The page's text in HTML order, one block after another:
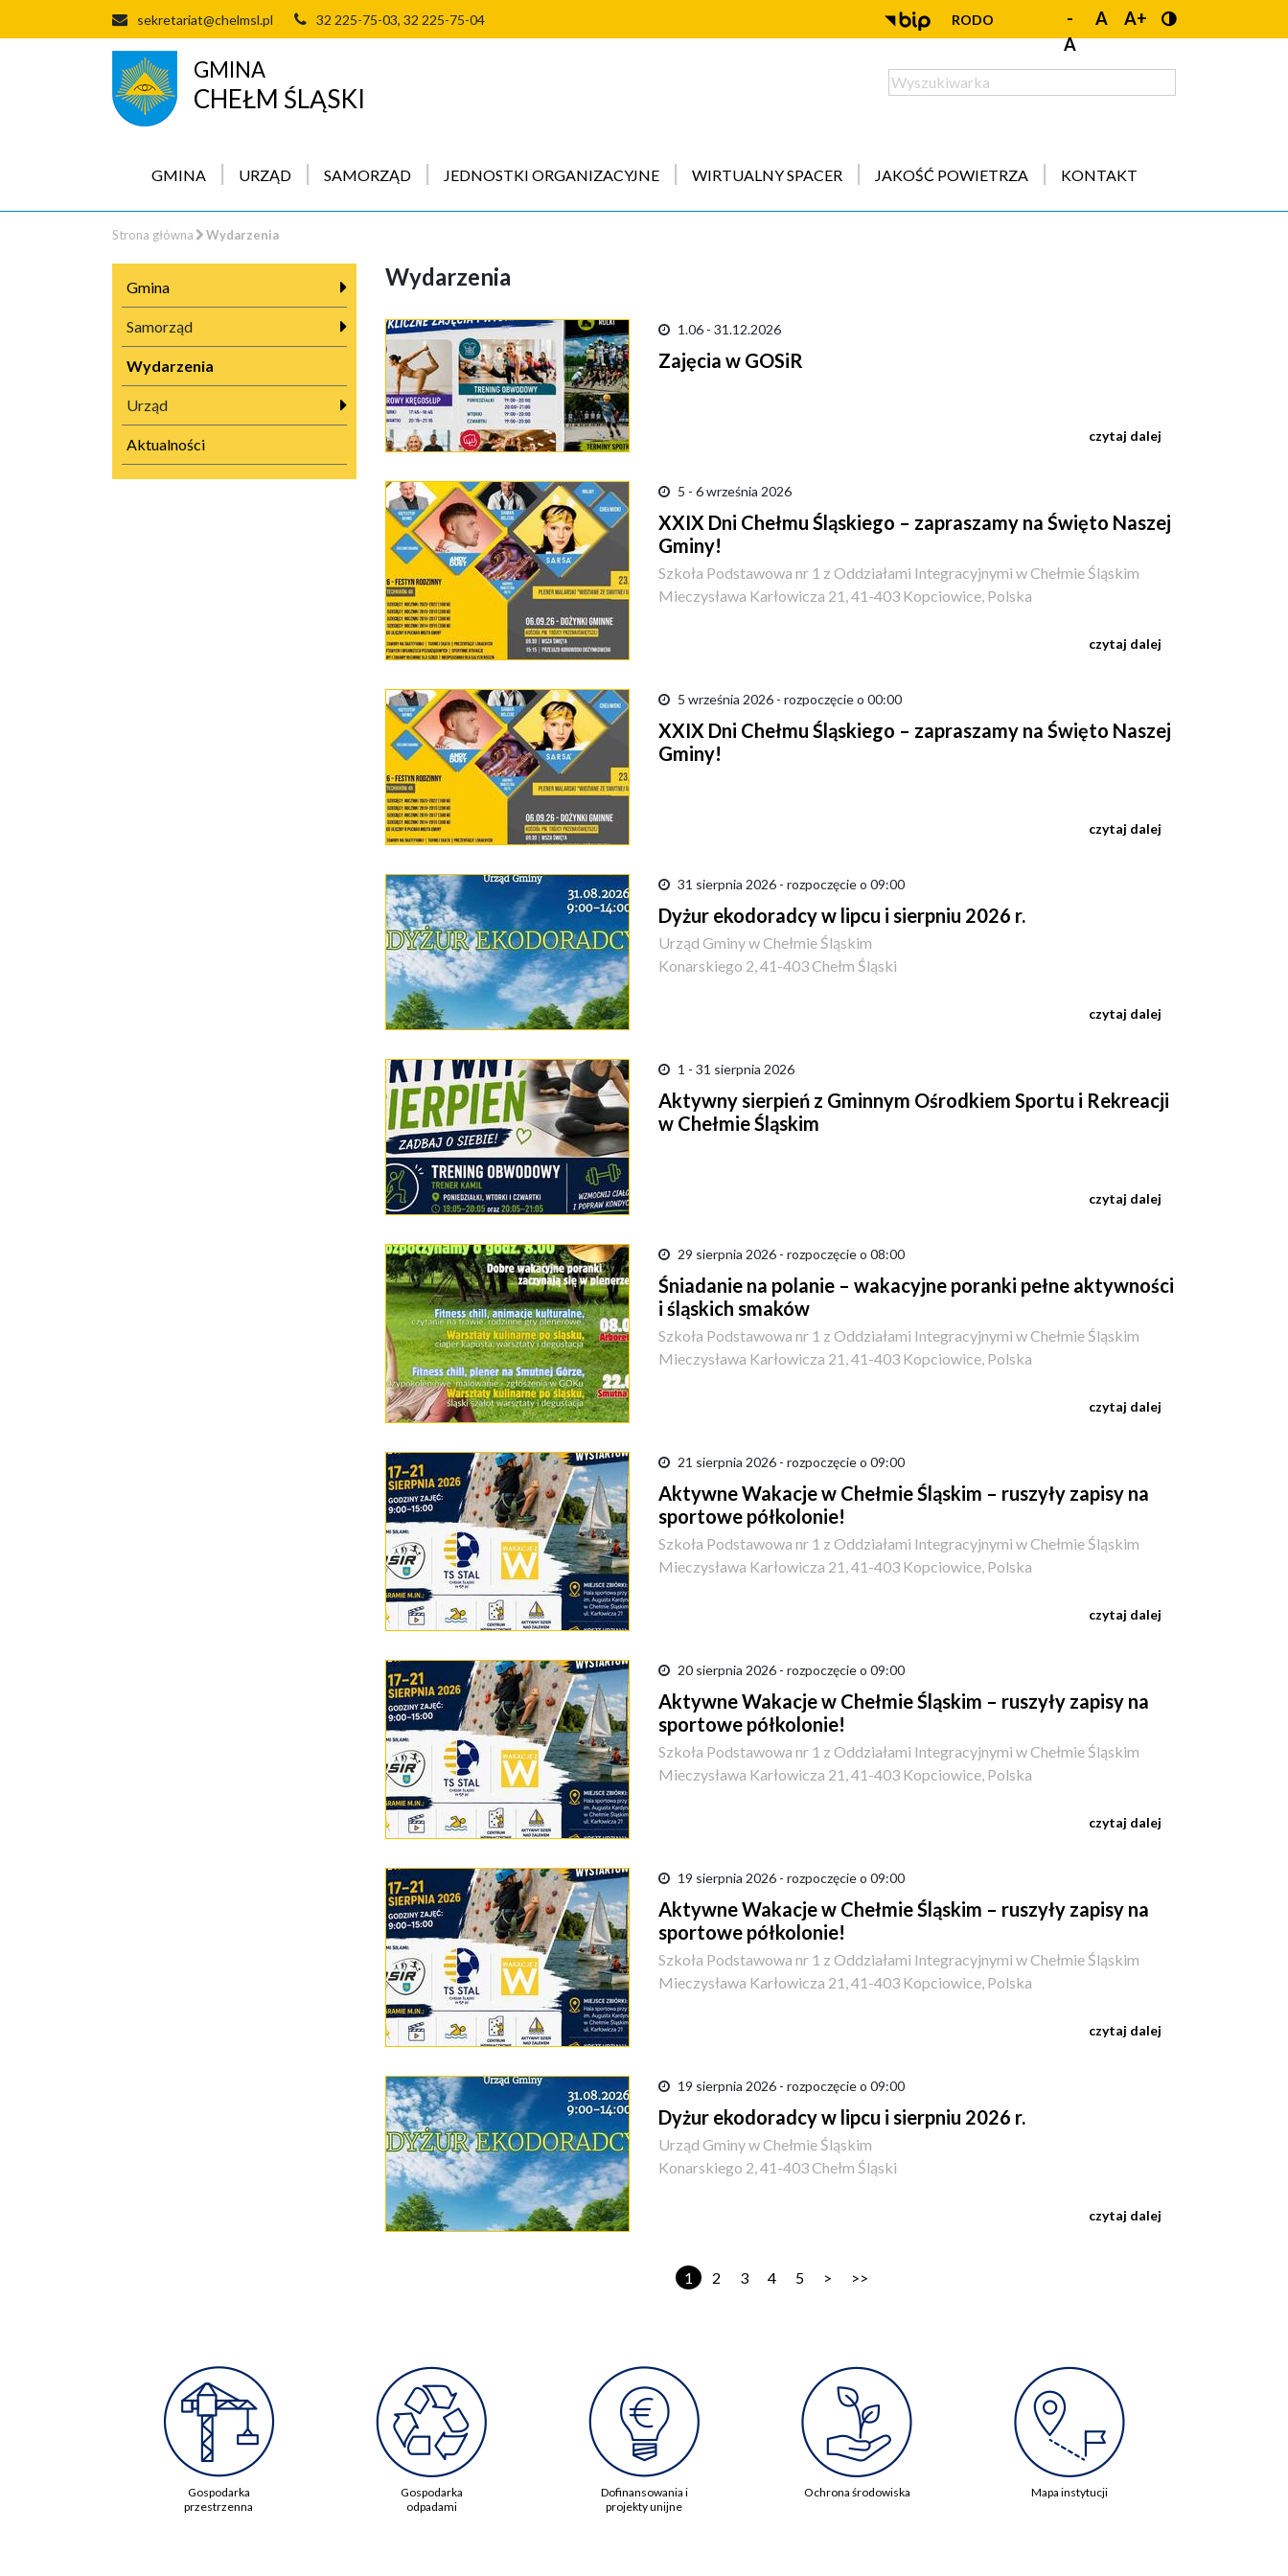
sekretariat@chelmsl.pl 32 225-75-03, 32 225-75-04 RODO
-
A
A A+
GMINA
CHEŁM ŚLĄSKI
GMINA URZĄD SAMORZĄD JEDNOSTKI ORGANIZACYJNE WIRTUALNY SPACER JAKOŚĆ POWIETRZA KONTAKT
Strona główna Wydarzenia
Gmina
Samorząd
Wydarzenia
Urząd
Aktualności
Wydarzenia
1.06 - 31.12.2026
Zajęcia w GOSiR
czytaj dalej
5 - 6 września 2026
XXIX Dni Chełmu Śląskiego – zapraszamy na Święto Naszej
Gminy!
Szkoła Podstawowa nr 1 z Oddziałami Integracyjnymi w Chełmie Śląskim
Mieczysława Karłowicza 21, 41-403 Kopciowice, Polska
czytaj dalej
5 września 2026 - rozpoczęcie o 00:00
XXIX Dni Chełmu Śląskiego – zapraszamy na Święto Naszej
Gminy!
czytaj dalej
31 sierpnia 2026 - rozpoczęcie o 09:00
Dyżur ekodoradcy w lipcu i sierpniu 2026 r.
Urząd Gminy w Chełmie Śląskim
Konarskiego 2, 41-403 Chełm Śląski
czytaj dalej
1 - 31 sierpnia 2026
Aktywny sierpień z Gminnym Ośrodkiem Sportu i Rekreacji
w Chełmie Śląskim
czytaj dalej
29 sierpnia 2026 - rozpoczęcie o 08:00
Śniadanie na polanie – wakacyjne poranki pełne aktywności
i śląskich smaków
Szkoła Podstawowa nr 1 z Oddziałami Integracyjnymi w Chełmie Śląskim
Mieczysława Karłowicza 21, 41-403 Kopciowice, Polska
czytaj dalej
21 sierpnia 2026 - rozpoczęcie o 09:00
Aktywne Wakacje w Chełmie Śląskim – ruszyły zapisy na
sportowe półkolonie!
Szkoła Podstawowa nr 1 z Oddziałami Integracyjnymi w Chełmie Śląskim
Mieczysława Karłowicza 21, 41-403 Kopciowice, Polska
czytaj dalej
20 sierpnia 2026 - rozpoczęcie o 09:00
Aktywne Wakacje w Chełmie Śląskim – ruszyły zapisy na
sportowe półkolonie!
Szkoła Podstawowa nr 1 z Oddziałami Integracyjnymi w Chełmie Śląskim
Mieczysława Karłowicza 21, 41-403 Kopciowice, Polska
czytaj dalej
19 sierpnia 2026 - rozpoczęcie o 09:00
Aktywne Wakacje w Chełmie Śląskim – ruszyły zapisy na
sportowe półkolonie!
Szkoła Podstawowa nr 1 z Oddziałami Integracyjnymi w Chełmie Śląskim
Mieczysława Karłowicza 21, 41-403 Kopciowice, Polska
czytaj dalej
19 sierpnia 2026 - rozpoczęcie o 09:00
Dyżur ekodoradcy w lipcu i sierpniu 2026 r.
Urząd Gminy w Chełmie Śląskim
Konarskiego 2, 41-403 Chełm Śląski
czytaj dalej
1 2 3 4 5 > >>
Gospodarka
przestrzenna
Gospodarka
odpadami
Dofinansowania i
projekty unijne
Ochrona środowiska Mapa instytucji